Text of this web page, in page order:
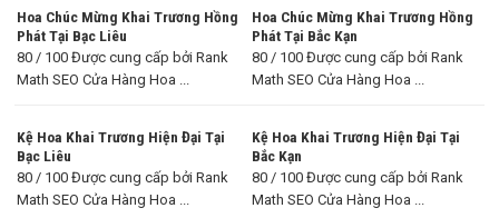
Hoa Chúc Mừng Khai Trương Hồng
Phát Tại Bạc Liêu
80 / 100 Được cung cấp bởi Rank
Math SEO Cửa Hàng Hoa ...
Hoa Chúc Mừng Khai Trương Hồng
Phát Tại Bắc Kạn
80 / 100 Được cung cấp bởi Rank
Math SEO Cửa Hàng Hoa ...
Kệ Hoa Khai Trương Hiện Đại Tại
Bạc Liêu
80 / 100 Được cung cấp bởi Rank
Math SEO Cửa Hàng Hoa ...
Kệ Hoa Khai Trương Hiện Đại Tại
Bắc Kạn
80 / 100 Được cung cấp bởi Rank
Math SEO Cửa Hàng Hoa ...